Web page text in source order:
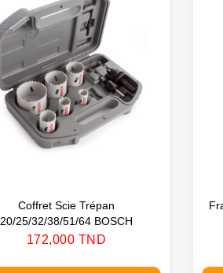
Coffret Scie Trépan
20/25/32/38/51/64 BOSCH
Prix
172,000 TND